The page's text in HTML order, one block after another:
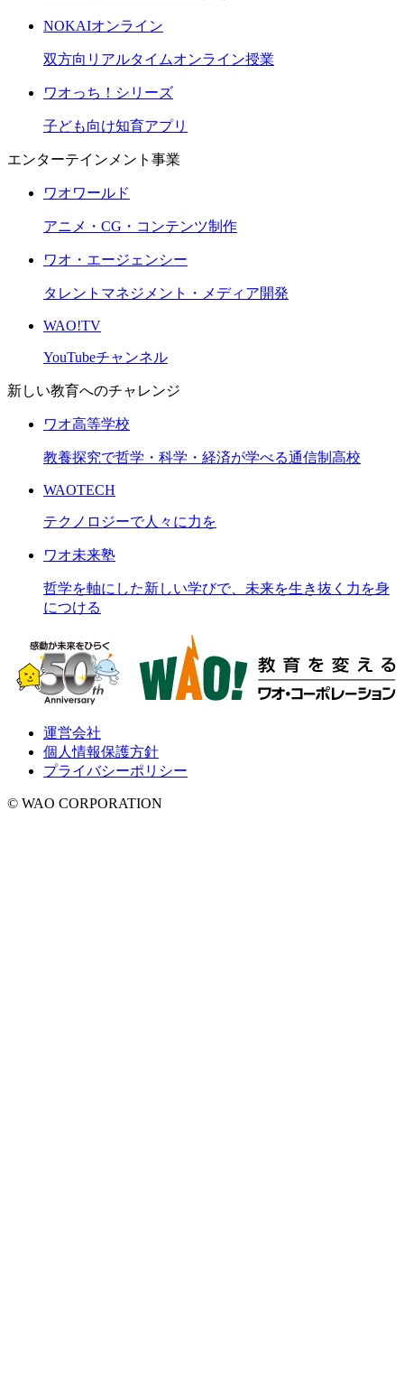
NOKAIオンライン
双方向リアルタイムオンライン授業
ワオっち！シリーズ
子ども向け知育アプリ
エンターテインメント事業
ワオワールド
アニメ・CG・コンテンツ制作
ワオ・エージェンシー
タレントマネジメント・メディア開発
WAO!TV
YouTubeチャンネル
新しい教育へのチャレンジ
ワオ高等学校
教養探究で哲学・科学・経済が学べる通信制高校
WAOTECH
テクノロジーで人々に力を
ワオ未来塾
哲学を軸にした新しい学びで、未来を生き抜く力を身
につける
運営会社
個人情報保護方針
プライバシーポリシー
© WAO CORPORATION